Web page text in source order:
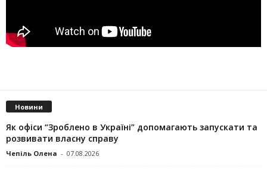
Новини
Як офіси “Зроблено в Україні” допомагають запускaти та
розвивати власну справу
Чепіль Олена - 07.08.2026